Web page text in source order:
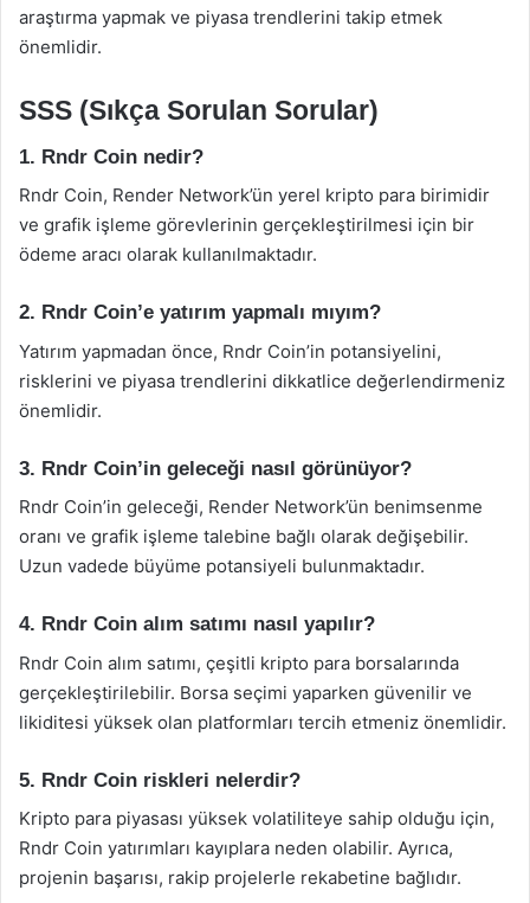
araştırma yapmak ve piyasa trendlerini takip etmek
önemlidir.
SSS (Sıkça Sorulan Sorular)
1. Rndr Coin nedir?
Rndr Coin, Render Network’ün yerel kripto para birimidir
ve grafik işleme görevlerinin gerçekleştirilmesi için bir
ödeme aracı olarak kullanılmaktadır.
2. Rndr Coin’e yatırım yapmalı mıyım?
Yatırım yapmadan önce, Rndr Coin’in potansiyelini,
risklerini ve piyasa trendlerini dikkatlice değerlendirmeniz
önemlidir.
3. Rndr Coin’in geleceği nasıl görünüyor?
Rndr Coin’in geleceği, Render Network’ün benimsenme
oranı ve grafik işleme talebine bağlı olarak değişebilir.
Uzun vadede büyüme potansiyeli bulunmaktadır.
4. Rndr Coin alım satımı nasıl yapılır?
Rndr Coin alım satımı, çeşitli kripto para borsalarında
gerçekleştirilebilir. Borsa seçimi yaparken güvenilir ve
likiditesi yüksek olan platformları tercih etmeniz önemlidir.
5. Rndr Coin riskleri nelerdir?
Kripto para piyasası yüksek volatiliteye sahip olduğu için,
Rndr Coin yatırımları kayıplara neden olabilir. Ayrıca,
projenin başarısı, rakip projelerle rekabetine bağlıdır.